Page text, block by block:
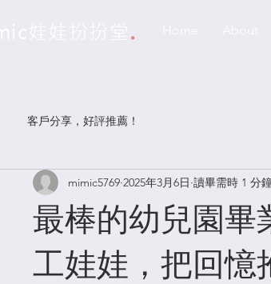
.
客戶分享，好評推薦！
最棒的幼兒園
工娃娃，把回憶
mimic5769 2025年3月6日 讀畢需時 1 分